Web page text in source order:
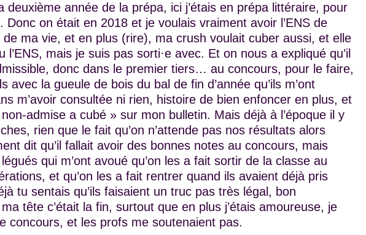
deuxième année de la prépa, ici j’étais en prépa littéraire, pour
Donc on était en 2018 et je voulais vraiment avoir l’ENS de
de ma vie, et en plus (rire), ma crush voulait cuber aussi, et elle
l’ENS, mais je suis pas sorti·e avec. Et on nous a expliqué qu’il
donc dans le premier tiers… au concours, pour le faire,
avec la gueule de bois du bal de fin d’année qu’ils m’ont
m’avoir consultée ni rien, histoire de bien enfoncer en plus, et
admise a cubé » sur mon bulletin. Mais déjà à l’époque il y
rien que le fait qu’on n’attende pas nos résultats alors
dit qu’il fallait avoir des bonnes notes au concours, mais
qui m’ont avoué qu’on les a fait sortir de la classe au
et qu’on les a fait rentrer quand ils avaient déjà pris
tu sentais qu’ils faisaient un truc pas très légal, bon
tête c’était la fin, surtout que en plus j’étais amoureuse, je
concours, et les profs me soutenaient pas.